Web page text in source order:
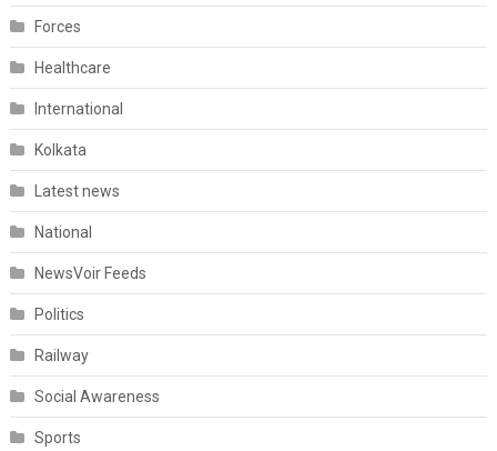
Forces
Healthcare
International
Kolkata
Latest news
National
NewsVoir Feeds
Politics
Railway
Social Awareness
Sports